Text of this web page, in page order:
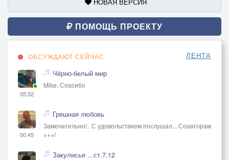
ПОМОЩЬ ПРОЕКТУ
ОБСУЖДАЮТ СЕЙЧАС ЛЕНТА
05:52
Чёрно-белый мир
Mike, Спасибо
00:45
Грешная любовь
Замечательно!.. С удовольствием послушал... Соавторам
+++!
Закулисье ...ст.7.12